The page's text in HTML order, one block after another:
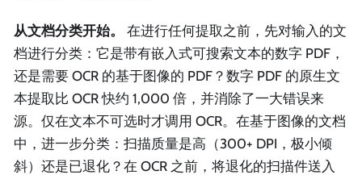
从文档分类开始。
在进行任何提取之前，先对输入的文
档进行分类：它是带有嵌入式可搜索文本的数字 PDF，
还是需要 OCR 的基于图像的 PDF？数字 PDF 的原生文
本提取比 OCR 快约 1,000 倍，并消除了一大错误来
源。仅在文本不可选时才调用 OCR。在基于图像的文档
中，进一步分类：扫描质量是高（300+ DPI，极小倾
斜）还是已退化？在 OCR 之前，将退化的扫描件送入